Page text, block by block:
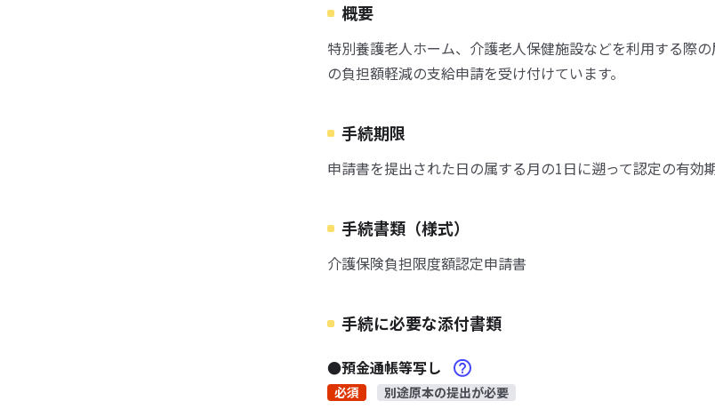
概要
特別養護老人ホーム、介護老人保健施設などを利用する際
の負担額軽減の支給申請を受け付けています。
手続期限
申請書を提出された日の属する月の1日に遡って認定の有効
手続書類（様式）
介護保険負担限度額認定申請書
手続に必要な添付書類
●預金通帳等写し
必須 別途原本の提出が必要